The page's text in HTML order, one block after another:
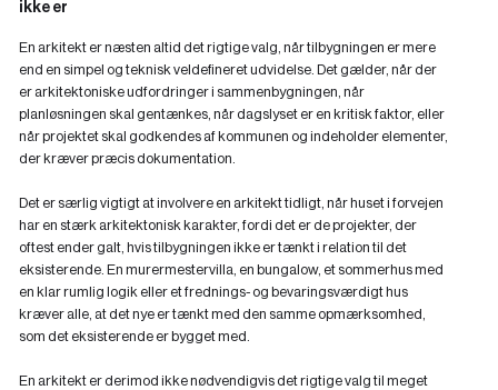
ikke er
En arkitekt er næsten altid det rigtige valg, når tilbygningen er mere
end en simpel og teknisk veldefineret udvidelse. Det gælder, når der
er arkitektoniske udfordringer i sammenbygningen, når
planløsningen skal gentænkes, når dagslyset er en kritisk faktor, eller
når projektet skal godkendes af kommunen og indeholder elementer,
der kræver præcis dokumentation.
Det er særlig vigtigt at involvere en arkitekt tidligt, når huset i forvejen
har en stærk arkitektonisk karakter, fordi det er de projekter, der
oftest ender galt, hvis tilbygningen ikke er tænkt i relation til det
eksisterende. En murermestervilla, en bungalow, et sommerhus med
en klar rumlig logik eller et frednings- og bevaringsværdigt hus
kræver alle, at det nye er tænkt med den samme opmærksomhed,
som det eksisterende er bygget med.
En arkitekt er derimod ikke nødvendigvis det rigtige valg til meget